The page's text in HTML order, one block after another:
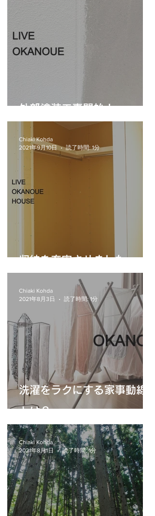
外部塗装工事開始！
収納を充実させました。
Chiaki Kohda
2021年9月10日
読了時間: 1分
洗濯をラクにする家事動線
とは？
Chiaki Kohda
2021年8月3日
読了時間: 1分
Chiaki Kohda
2021年8月1日
読了時間: 1分